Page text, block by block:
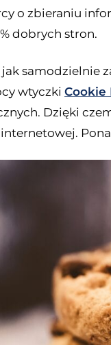
o zbieraniu
dobrych stron.
samodzielnie
wtyczki Cookie
Dzięki